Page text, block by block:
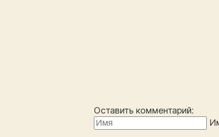
Оставить комментарий: